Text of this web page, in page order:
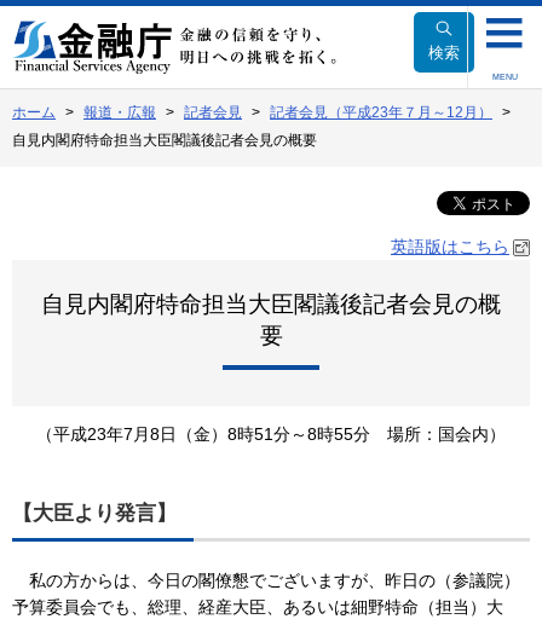
文
へ
動
検索
MENU
ホーム 報道・広報 記者会見
記者会見（平成23年７月～12月）
自見内閣府特命担当大臣閣議後記者会見の概要
英語版はこちら
自見内閣府特命担当大臣閣議後記者会見の概
要
（平成23年7月8日（金）8時51分～8時55分 場所：国会内）
【大臣より発言】
私の方からは、今日の閣僚懇でございますが、昨日の（参議院）
予算委員会でも、総理、経産大臣、あるいは細野特命（担当）大